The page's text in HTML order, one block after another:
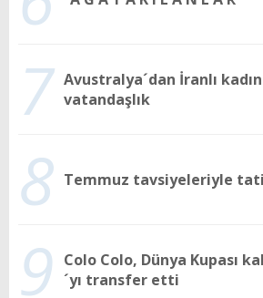
7 Avustralya´dan İranlı
vatandaşlık
8 Temmuz tavsiyeleriyle
9
Colo Colo, Dünya Kupası
´yı transfer etti